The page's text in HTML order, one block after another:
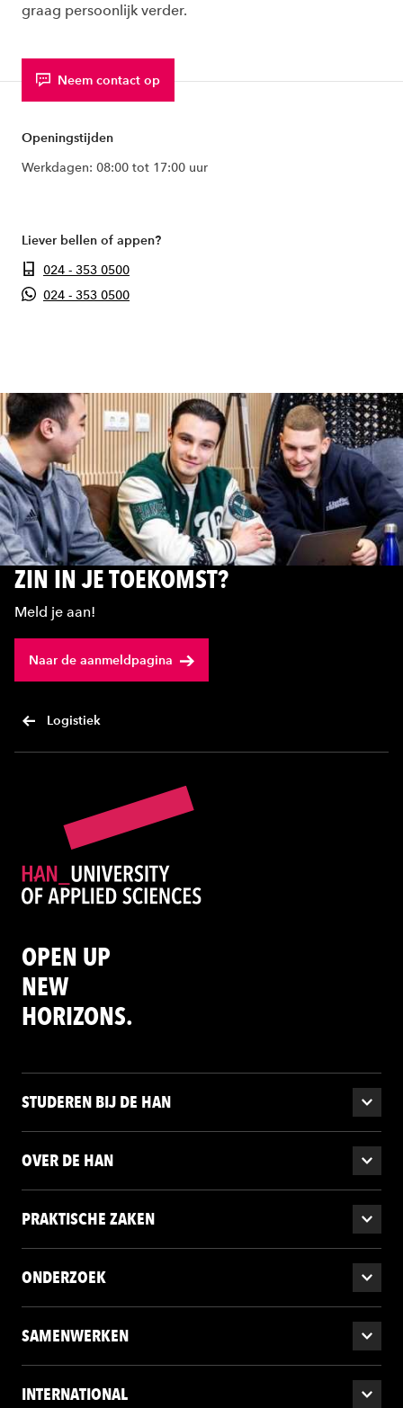
graag persoonlijk verder.
Neem contact op
Openingstijden
Werkdagen: 08:00 tot 17:00 uur
Liever bellen of appen?
024 - 353 0500
024 - 353 0500
ZIN IN JE TOEKOMST?
Meld je aan!
Naar de aanmeldpagina
Logistiek
OPEN UP
NEW
HORIZONS.
STUDEREN BIJ DE HAN
OVER DE HAN
PRAKTISCHE ZAKEN
ONDERZOEK
SAMENWERKEN
INTERNATIONAL